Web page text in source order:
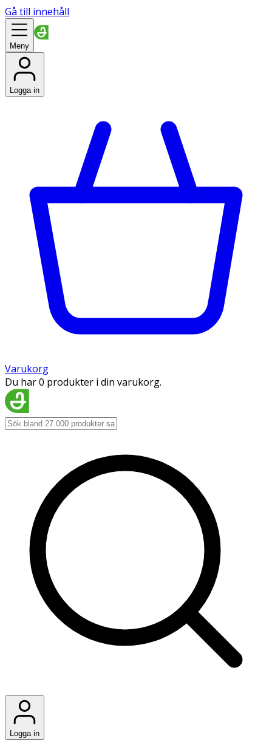
Gå till innehåll
Meny
Logga in
Varukorg
Du har 0 produkter i din varukorg.
Logga in